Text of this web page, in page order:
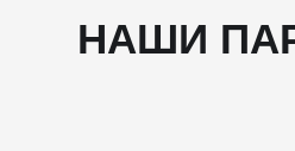
НАШИ